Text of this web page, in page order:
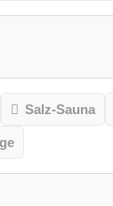
Salz-Sauna